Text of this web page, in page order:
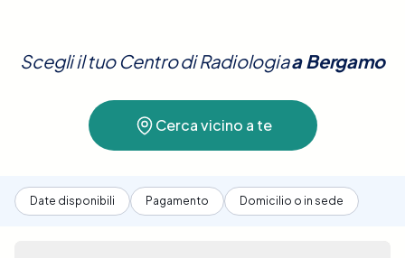
Scegli il tuo Centro di RadiologiaaBergamo
Cerca vicino a te
Date disponibili Pagamento Domicilio o in sede